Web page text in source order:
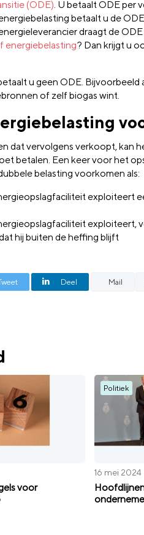
(ODE) . U betaalt ODE
betaalt u de
draagt de
energiebelasting? Dan krijgt u
u geen ODE.
of zelf biogas wint.
dat vervolgens verkoopt, kan
betalen. Een keer voor het
belasting voorkomen als:
exploiteert
exploiteert,
hij buiten de heffing blijft
Deel Mail
voor
Politiek
16 mei 2024